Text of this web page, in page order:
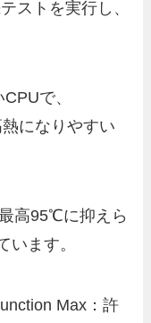
ストを実行し、
で、
になりやすい
高95℃に抑えら
います。
Max：許